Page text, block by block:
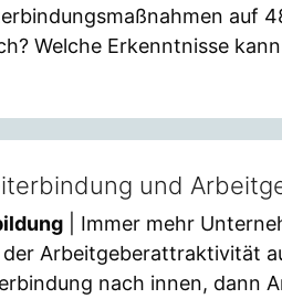
auf
Welche Erkenntnisse
und
| Immer mehr
Arbeitgeberattraktivität
nach innen, dann